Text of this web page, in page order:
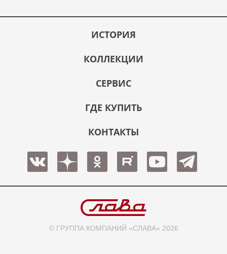
ИСТОРИЯ
КОЛЛЕКЦИИ
СЕРВИС
ГДЕ КУПИТЬ
КОНТАКТЫ
© ГРУППА КОМПАНИЙ «СЛАВА» 2026